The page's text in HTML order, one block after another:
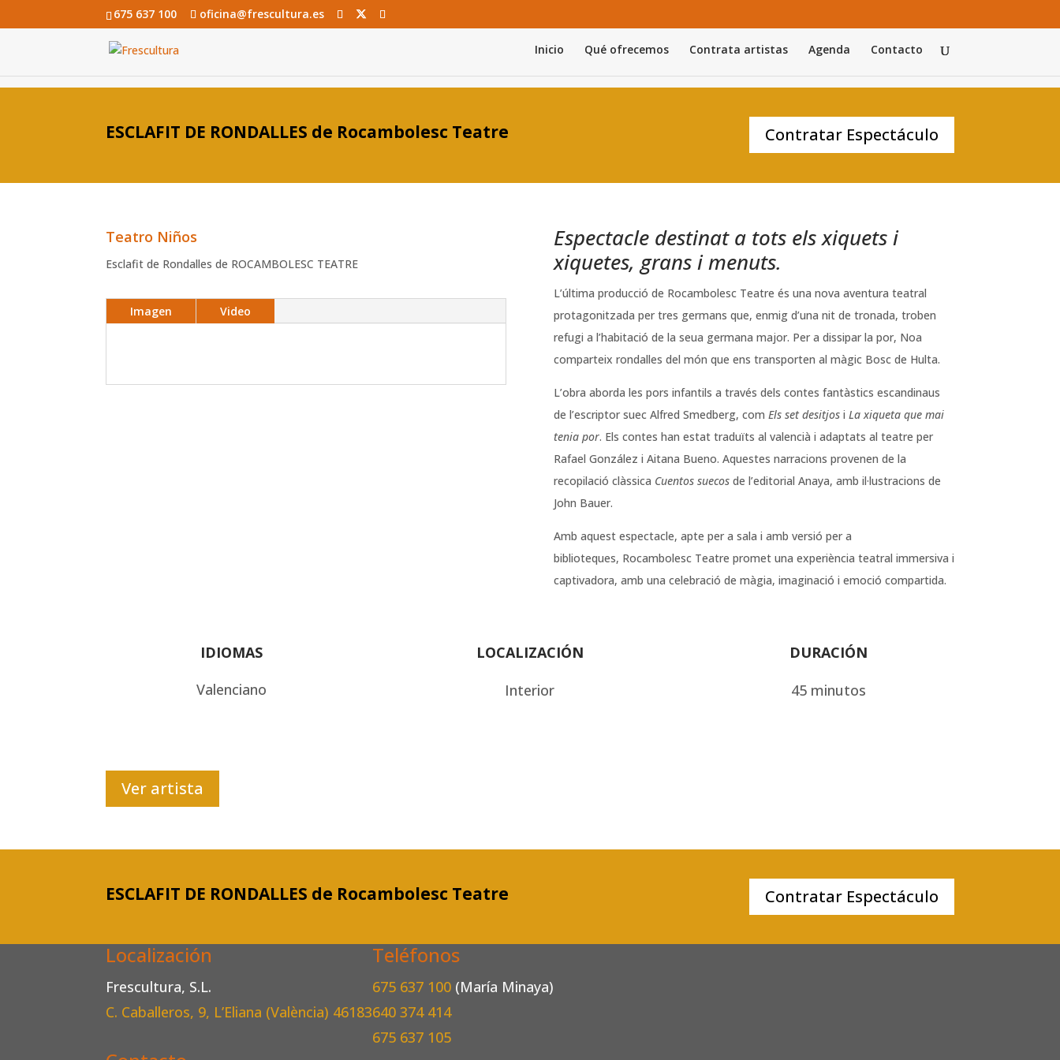
675 637 100 oficina@frescultura.es
Inicio Qué ofrecemos Contrata artistas Agenda Contacto
ESCLAFIT DE RONDALLES de Rocambolesc Teatre Contratar Espectáculo
Teatro Niños
Esclafit de Rondalles de ROCAMBOLESC TEATRE
Imagen Video
Espectacle destinat a tots els xiquets i
xiquetes, grans i menuts.
L’última producció de Rocambolesc Teatre és una nova aventura teatral
protagonitzada per tres germans que, enmig d’una nit de tronada, troben
refugi a l’habitació de la seua germana major. Per a dissipar la por, Noa
comparteix rondalles del món que ens transporten al màgic Bosc de Hulta.
L’obra aborda les pors infantils a través dels contes fantàstics escandinaus
de l’escriptor suec Alfred Smedberg, com Els set desitjosi La xiqueta que mai
tenia por. Els contes han estat traduïts al valencià i adaptats al teatre per
Rafael González i Aitana Bueno. Aquestes narracions provenen de la
recopilació clàssica Cuentos suecosde l’editorial Anaya, amb il·lustracions de
John Bauer.
Amb aquest espectacle, apte per a sala i amb versió per a
biblioteques, Rocambolesc Teatre promet una experiència teatral immersiva i
captivadora, amb una celebració de màgia, imaginació i emoció compartida.
IDIOMAS
Valenciano
LOCALIZACIÓN
Interior
DURACIÓN
45 minutos
Ver artista
ESCLAFIT DE RONDALLES de Rocambolesc Teatre Contratar Espectáculo
Localización
Frescultura, S.L.
C. Caballeros, 9, L’Eliana (València) 46183
Teléfonos
675 637 100 (María Minaya)
640 374 414
675 637 105